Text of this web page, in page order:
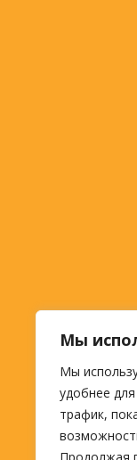
Мы
Мы
удобнее
трафик,